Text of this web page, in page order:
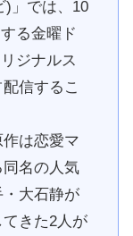
)」では、10
る金曜ド
ジナルス
信するこ
は恋愛マ
名の人気
大石静が
きた2人が